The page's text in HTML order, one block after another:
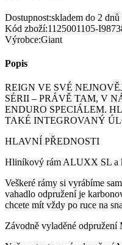
Dostupnost:skladem do 2 dnů
Kód zboží:1125001105-
Výrobce:Giant
Popis
REIGN VE SVÉ
SÉRII – PRÁVĚ TAM, V
ENDURO SPECIÁLEM.
TAKÉ INTEGROVANÝ
HLAVNÍ PŘEDNOSTI
Hliníkový rám ALUXX SL a
Veškeré rámy si vyrábíme
vahadlo odpružení je
chcete mít vždy po ruce na
Závodně vyladěné odpružení